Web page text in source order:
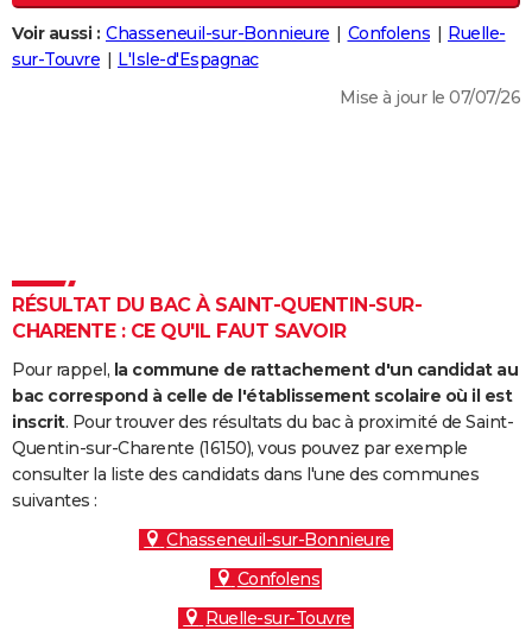
Destinations
City break
Voyage nature
Voyage de noces
Forum
Climat
+
PHOTO
COPAINS D'AVANT
S'inscrire
Se connecter
Lycées
Collèges
Primaires
Universités
Entreprises
Service militaire
Avis de recherche
AVIS DE DÉCÈS
FORUM
Bricolage
Lifestyle
Culture
Sport
Auto
Television
Voyage
Cinema
Voir aussi : Chasseneuil-sur-Bonnieure Confolens
Ruelle-
sur-Touvre
L'Isle-d'Espagnac
Mise à jour le 07/07/26
RÉSULTAT DU BAC À SAINT-QUENTIN-SUR-
CHARENTE : CE QU'IL FAUT SAVOIR
Pour rappel, la commune de rattachement d'un candidat au
bac correspond à celle de l'établissement scolaire où il est
inscrit. Pour trouver des résultats du bac à proximité de Saint-
Quentin-sur-Charente (16150), vous pouvez par exemple
consulter la liste des candidats dans l'une des communes
suivantes :
Chasseneuil-sur-Bonnieure
Confolens
Ruelle-sur-Touvre